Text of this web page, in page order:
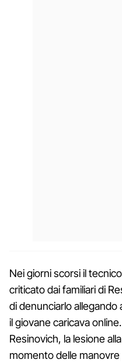
Nei giorni scorsi il
criticato dai familiari di
di denunciarlo allegando
il giovane caricava
Resinovich, la lesione
momento delle